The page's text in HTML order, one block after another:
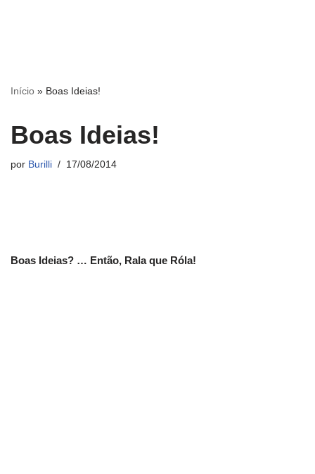
Início » Boas Ideias!
Boas Ideias!
por Burilli 17/08/2014
Boas Ideias? … Então, Rala que Róla!